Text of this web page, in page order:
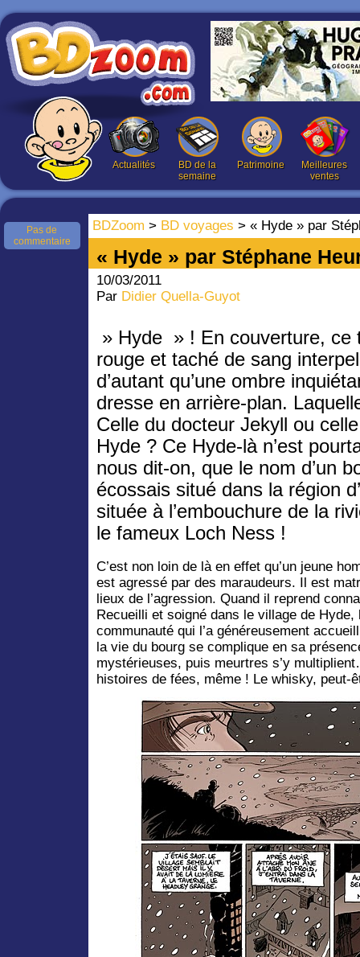
Actualités
BD de la
semaine
Patrimoine
Meilleures
ventes
BDZoom > BD voyages > « Hyde » par
Pas de
commentaire
« Hyde » par Stéphane
10/03/2011
Par Didier Quella-Guyot
» Hyde » ! En couverture, ce
rouge et taché de sang
d’autant qu’une ombre
dresse en arrière-plan.
Celle du docteur Jekyll ou
Hyde ? Ce Hyde-là n’est
nous dit-on, que le nom d’un
écossais situé dans la région
située à l’embouchure de la
le fameux Loch Ness !
C’est non loin de là en effet qu’un jeune
est agressé par des maraudeurs. Il est
lieux de l’agression. Quand il reprend
Recueilli et soigné dans le village de
communauté qui l’a généreusement
la vie du bourg se complique en sa
mystérieuses, puis meurtres s’y
histoires de fées, même ! Le whisky, peut-